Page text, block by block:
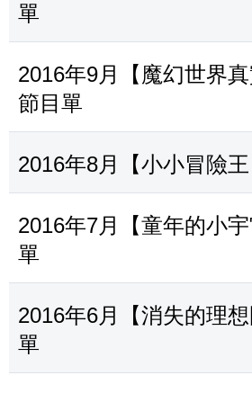
單
2016年9月【魔幻世界
節目單
2016年8月【小小冒險
2016年7月【童年的小
單
2016年6月【消失的理
單